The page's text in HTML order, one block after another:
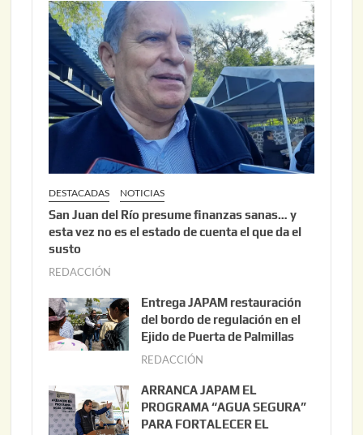
DESTACADAS NOTICIAS
San Juan del Río presume finanzas sanas… y
esta vez no es el estado de cuenta el que da el
susto
REDACCIÓN
o
s
t
3
,
Entrega JAPAM restauración
del bordo de regulación en el
Ejido de Puerta de Palmillas
REDACCIÓN
i
ARRANCA JAPAM EL
PROGRAMA “AGUA SEGURA”
PARA FORTALECER EL